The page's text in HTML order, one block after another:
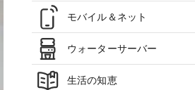
モバイル＆ネット
ウォーターサーバー
生活の知恵